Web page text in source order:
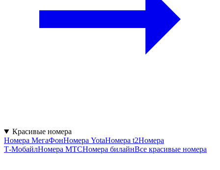
Красивые номера
Номера МегаФонНомера YotaНомера t2Номера
Т‑МобайлНомера МТСНомера билайнВсе красивые номера